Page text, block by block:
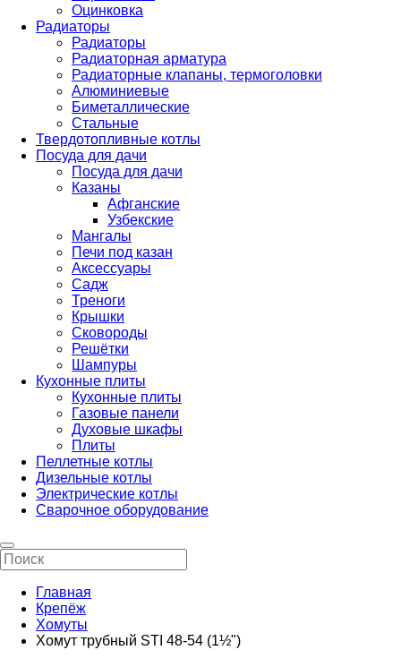
Оцинковка
Радиаторы
Радиаторы
Радиаторная арматура
Радиаторные клапаны, термоголовки
Алюминиевые
Биметаллические
Стальные
Твердотопливные котлы
Посуда для дачи
Посуда для дачи
Казаны
Афганские
Узбекские
Мангалы
Печи под казан
Аксессуары
Садж
Треноги
Крышки
Сковороды
Решётки
Шампуры
Кухонные плиты
Кухонные плиты
Газовые панели
Духовые шкафы
Плиты
Пеллетные котлы
Дизельные котлы
Электрические котлы
Сварочное оборудование
Главная
Крепёж
Хомуты
Хомут трубный STI 48-54 (1½")